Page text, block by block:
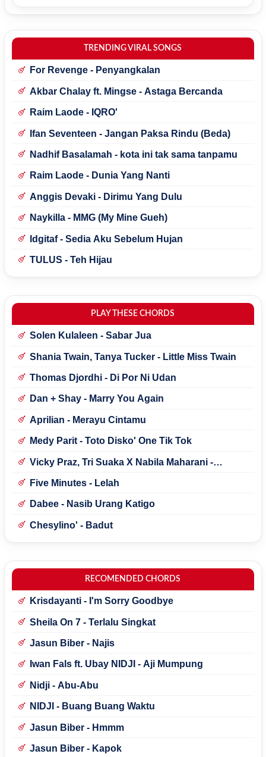
TRENDING VIRAL SONGS
For Revenge - Penyangkalan
Akbar Chalay ft. Mingse - Astaga Bercanda
Raim Laode - IQRO'
Ifan Seventeen - Jangan Paksa Rindu (Beda)
Nadhif Basalamah - kota ini tak sama tanpamu
Raim Laode - Dunia Yang Nanti
Anggis Devaki - Dirimu Yang Dulu
Naykilla - MMG (My Mine Gueh)
Idgitaf - Sedia Aku Sebelum Hujan
TULUS - Teh Hijau
PLAY THESE CHORDS
Solen Kulaleen - Sabar Jua
Shania Twain, Tanya Tucker - Little Miss Twain
Thomas Djordhi - Di Por Ni Udan
Dan + Shay - Marry You Again
Aprilian - Merayu Cintamu
Medy Parit - Toto Disko' One Tik Tok
Vicky Praz, Tri Suaka X Nabila Maharani -
Five Minutes - Lelah
Dabee - Nasib Urang Katigo
Chesylino' - Badut
RECOMENDED CHORDS
Krisdayanti - I'm Sorry Goodbye
Sheila On 7 - Terlalu Singkat
Jasun Biber - Najis
Iwan Fals ft. Ubay NIDJI - Aji Mumpung
Nidji - Abu-Abu
NIDJI - Buang Buang Waktu
Jasun Biber - Hmmm
Jasun Biber - Kapok